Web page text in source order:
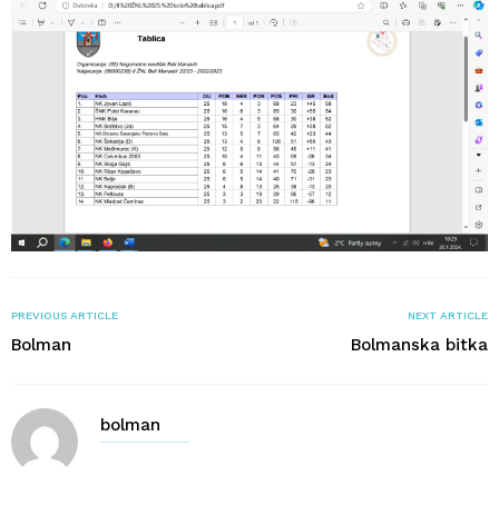
PREVIOUS ARTICLE
Bolman
NEXT ARTICLE
Bolmanska bitka
bolman